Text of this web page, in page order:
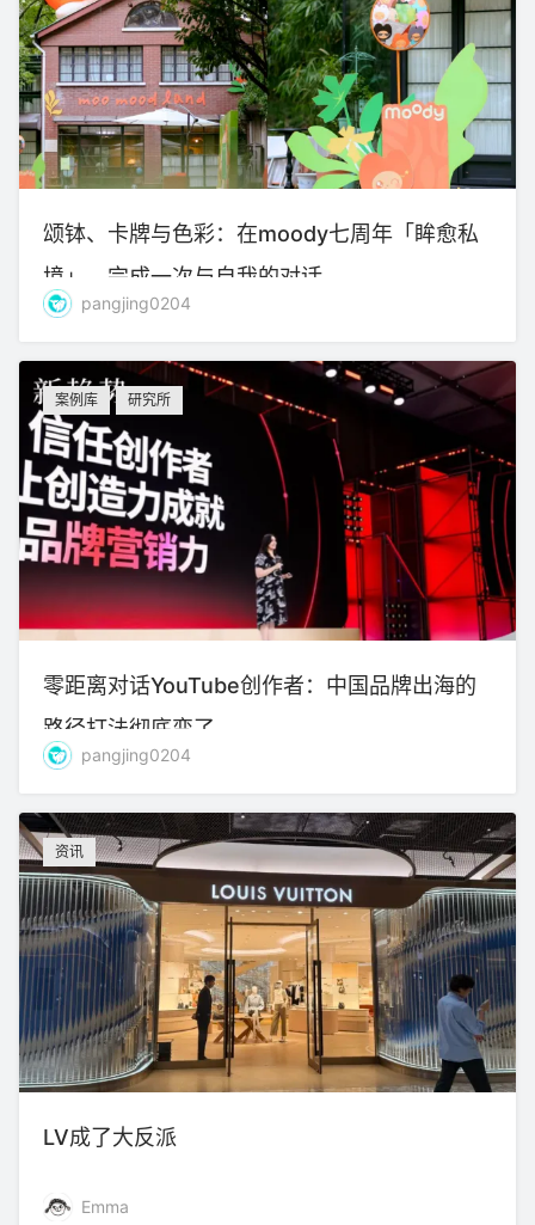
颂钵、卡牌与色彩：在moody七周年「眸愈私
境」，完成一次与自我的对话
pangjing0204
案例库 研究所
零距离对话YouTube创作者：中国品牌出海的
路径打法彻底变了
pangjing0204
资讯
LV成了大反派
Emma